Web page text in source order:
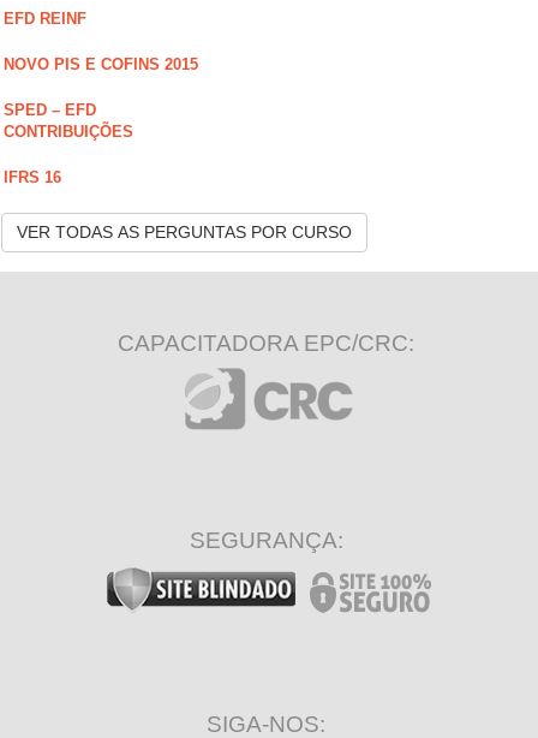
EFD REINF
NOVO PIS E COFINS 2015
SPED – EFD
CONTRIBUIÇÕES
IFRS 16
VER TODAS AS PERGUNTAS POR CURSO
CAPACITADORA EPC/CRC:
SEGURANÇA:
SIGA-NOS: